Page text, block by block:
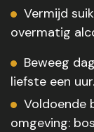
Vermijd
overmatig
Beweeg
liefste een uur.
Voldoende
omgeving: